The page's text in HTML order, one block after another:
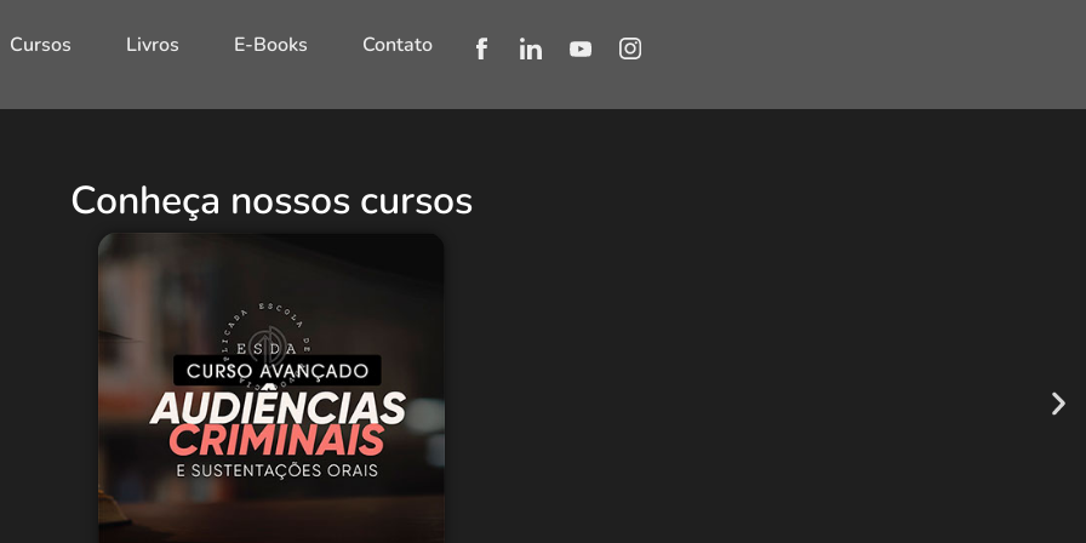
Cursos Livros E-Books Contato
Conheça nossos cursos